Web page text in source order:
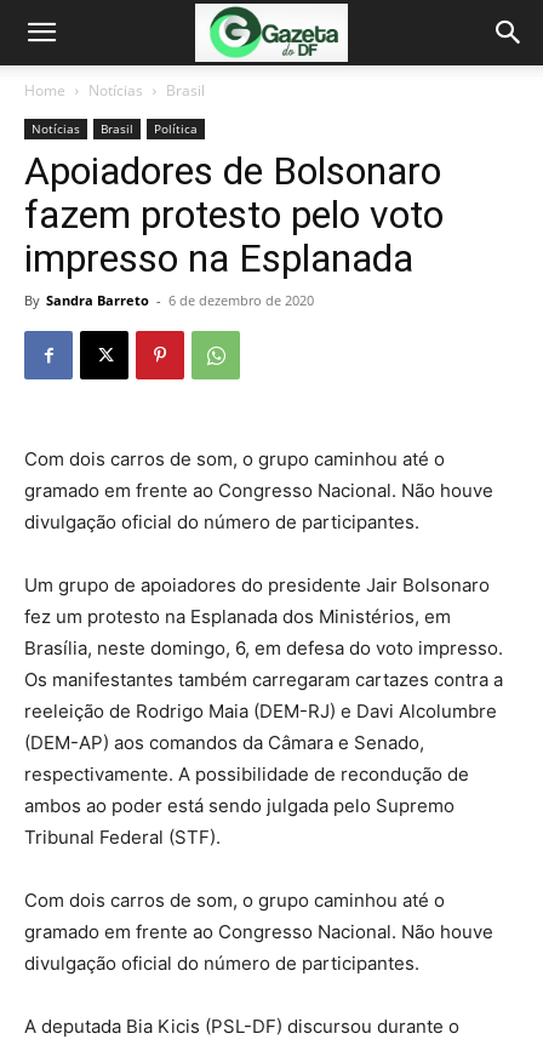
Home Notícias Brasil
Notícias Brasil Política
Apoiadores de Bolsonaro
fazem protesto pelo voto
impresso na Esplanada
By Sandra Barreto - 6 de dezembro de 2020
Com dois carros de som, o grupo caminhou até o
gramado em frente ao Congresso Nacional. Não houve
divulgação oficial do número de participantes.
Um grupo de apoiadores do presidente Jair Bolsonaro
fez um protesto na Esplanada dos Ministérios, em
Brasília, neste domingo, 6, em defesa do voto impresso.
Os manifestantes também carregaram cartazes contra a
reeleição de Rodrigo Maia (DEM-RJ) e Davi Alcolumbre
(DEM-AP) aos comandos da Câmara e Senado,
respectivamente. A possibilidade de recondução de
ambos ao poder está sendo julgada pelo Supremo
Tribunal Federal (STF).
Com dois carros de som, o grupo caminhou até o
gramado em frente ao Congresso Nacional. Não houve
divulgação oficial do número de participantes.
A deputada Bia Kicis (PSL-DF) discursou durante o